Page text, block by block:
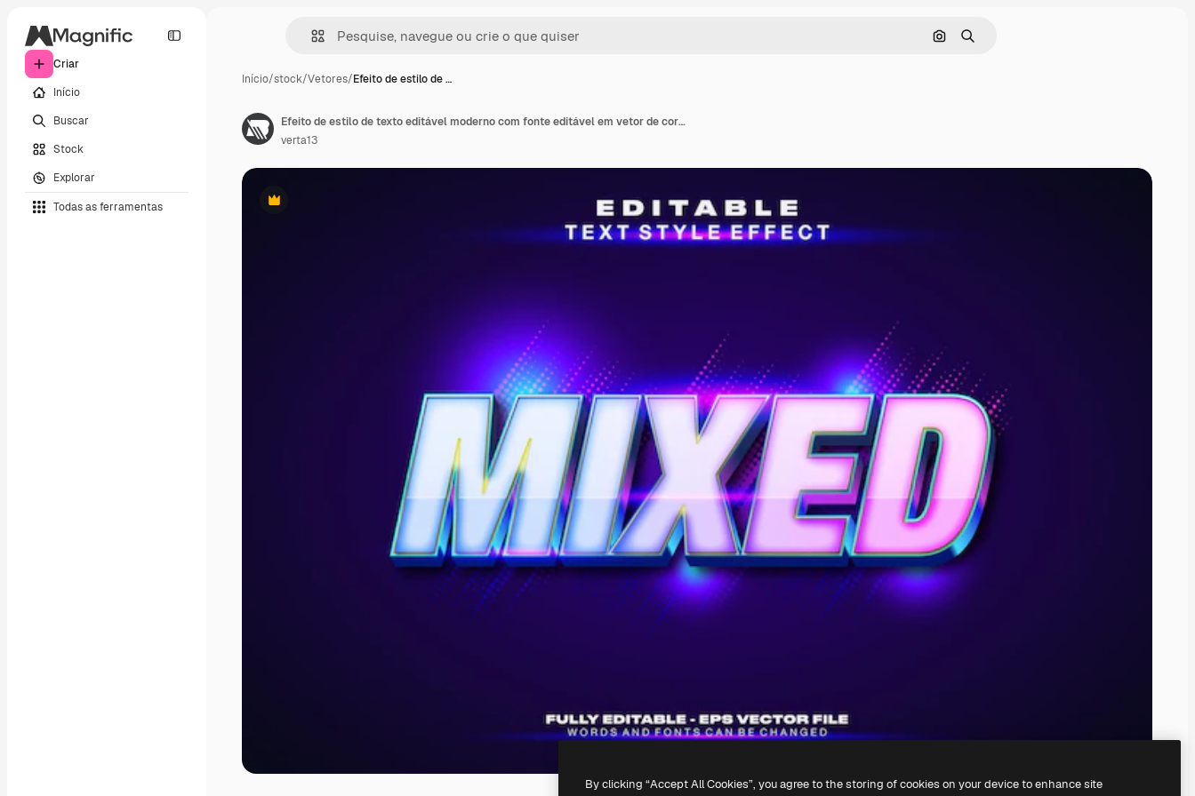
Criar
Início
Buscar
Stock
Explorar
Todas as ferramentas
Pesquisar por imagem
Buscar
Início/stock/Vetores/Efeito de estilo de …
Premium
Efeito de estilo de texto editável moderno com fonte editável em vetor de cores brilhantes e brilhantes
verta13
By clicking “Accept All Cookies”, you agree to the storing of cookies on your device to enhance site